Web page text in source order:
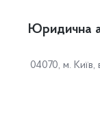
Юридична
04070, м.